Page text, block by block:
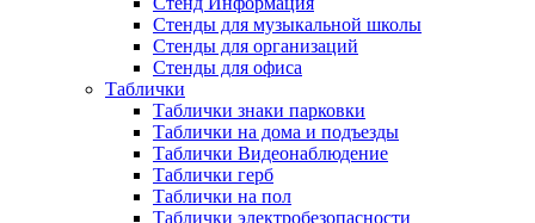
Стенды для музыкальной школы
Стенды для организаций
Стенды для офиса
Таблички
Таблички знаки парковки
Таблички на дома и подъезды
Таблички Видеонаблюдение
Таблички герб
Таблички на пол
Таблички электробезопасности